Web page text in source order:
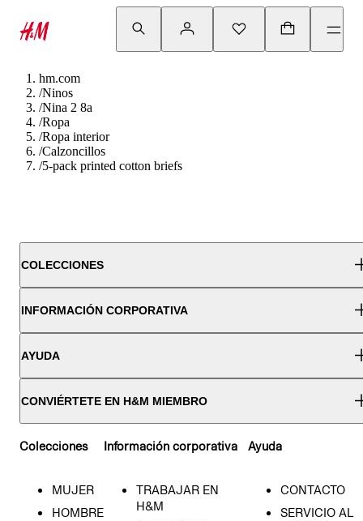
hm.com
/Ninos
/Nina 2 8a
/Ropa
/Ropa interior
/Calzoncillos
/5-pack printed cotton briefs
COLECCIONES
INFORMACIÓN CORPORATIVA
AYUDA
CONVIÉRTETE EN H&M MIEMBRO
Colecciones
MUJER
HOMBRE
Información corporativa
TRABAJAR EN
H&M
Ayuda
CONTACTO
SERVICIO AL